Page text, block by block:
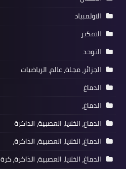
الاولمبياد
التفكير
التوحد
الجزائر، مجلة، عالم، الرياضيات
الدماغ
الدماغ،
الدماغ، الخلايا، العصبية، الذاكرة
الدماغ، الخلايا، العصبية، الذاكرة،
الدماغ، الخلايا، العصبية، الذاكرة، كرة